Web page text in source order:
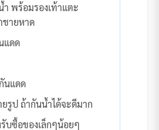
ำ พร้อมรองเท้าแตะ
ชายหาด
แดด
นแดด
ยรูป ถ้ากันน้ำได้จะดีมาก
รับซื้อของเล็กๆน้อยๆ